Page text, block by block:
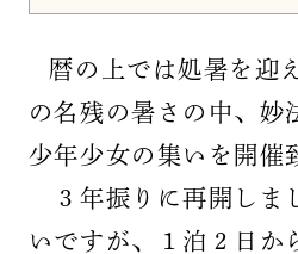
暦の上では処暑を迎
の名残の暑さの中、妙
少年少女の集いを開催
３年振りに再開しま
いですが、１泊２日か